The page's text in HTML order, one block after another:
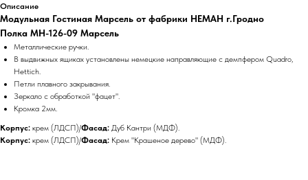
Описание
Модульная Гостиная Марсель от фабрики НЕМАН г.Гродно
Полка МН-126-09 Марсель
Металлические ручки.
В выдвижных ящиках установлены немецкие направляющие с демпфером Quadro,
Hettich.
Петли плавного закрывания.
Зеркало с обработкой "фацет".
Кромка 2мм.
Корпус: крем (ЛДСП)/Фасад: Дуб Кантри (МДФ).
Корпус: крем (ЛДСП)/Фасад: Крем "Крашеное дерево" (МДФ).